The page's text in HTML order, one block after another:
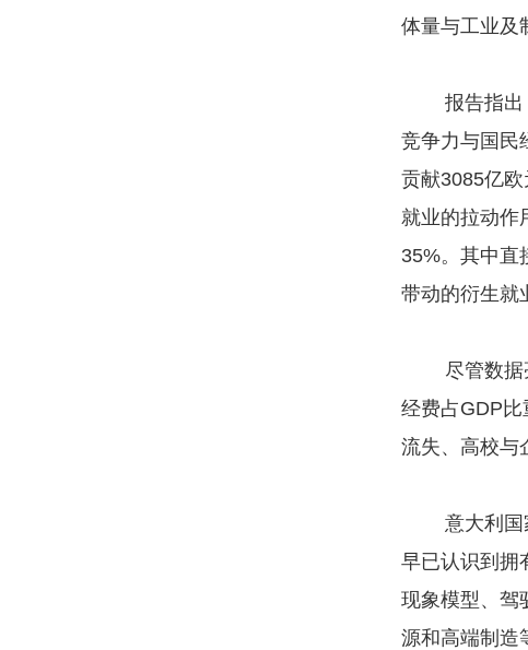
体量与工业及
报告指出，
竞争力与国民
贡献3085亿
就业的拉动作
35%。其中直
带动的衍生就
尽管数据亮
经费占GDP
流失、高校与
意大利国家
早已认识到拥
现象模型、驾
源和高端制造